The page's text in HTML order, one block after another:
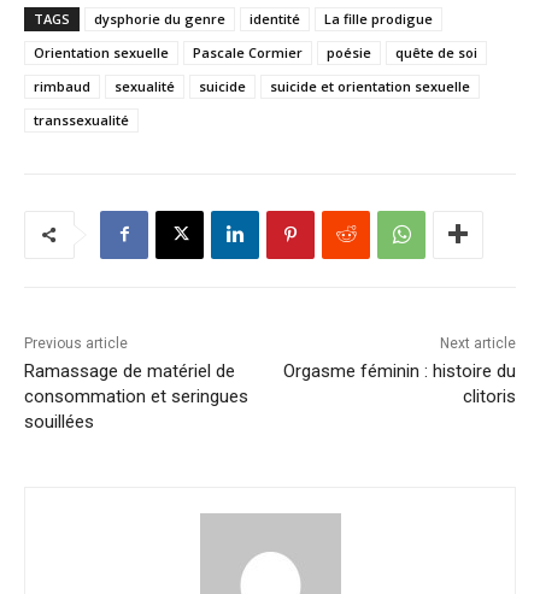
TAGS dysphorie du genre identité
La fille prodigue
Orientation sexuelle
Pascale Cormier poésie
quête de soi
rimbaud
sexualité suicide
suicide et orientation sexuelle
transsexualité
Previous article
Ramassage de matériel de
consommation et seringues
souillées
Next article
Orgasme féminin : histoire du
clitoris